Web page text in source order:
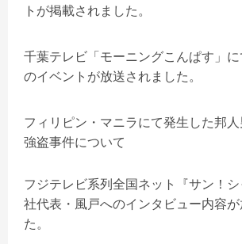
トが掲載されました。
千葉テレビ「モーニングこんぱす」
のイベントが放送されました。
フィリピン・マニラにて発生した邦人
強盗事件について
フジテレビ系列全国ネット『サン！
社代表・風戸へのインタビュー内容
た。